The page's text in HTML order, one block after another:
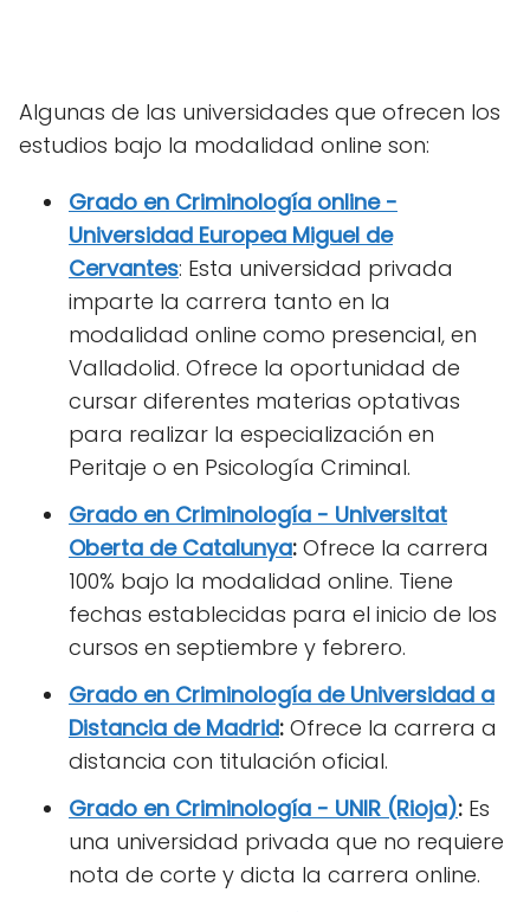
Algunas de las universidades que ofrecen los
estudios bajo la modalidad online son:
Grado en Criminología online -
Universidad Europea Miguel de
Cervantes: Esta universidad privada
imparte la carrera tanto en la
modalidad online como presencial, en
Valladolid. Ofrece la oportunidad de
cursar diferentes materias optativas
para realizar la especialización en
Peritaje o en Psicología Criminal.
Grado en Criminología - Universitat
Oberta de Catalunya: Ofrece la carrera
100% bajo la modalidad online. Tiene
fechas establecidas para el inicio de los
cursos en septiembre y febrero.
Grado en Criminología de Universidad a
Distancia de Madrid: Ofrece la carrera a
distancia con titulación oficial.
Grado en Criminología - UNIR (Rioja): Es
una universidad privada que no requiere
nota de corte y dicta la carrera online.